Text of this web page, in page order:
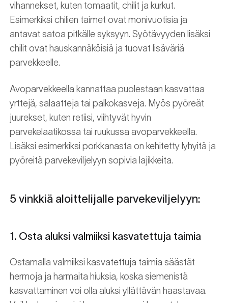
vihannekset, kuten tomaatit, chilit ja kurkut.
Esimerkiksi chilien taimet ovat monivuotisia ja
antavat satoa pitkälle syksyyn. Syötävyyden lisäksi
chilit ovat hauskannäköisiä ja tuovat lisäväriä
parvekkeelle.
Avoparvekkeella kannattaa puolestaan kasvattaa
yrttejä, salaatteja tai palkokasveja. Myös pyöreät
juurekset, kuten retiisi, viihtyvät hyvin
parvekelaatikossa tai ruukussa avoparvekkeella.
Lisäksi esimerkiksi porkkanasta on kehitetty lyhyitä ja
pyöreitä parvekeviljelyyn sopivia lajikkeita.
5 vinkkiä aloittelijalle parvekeviljelyyn:
1. Osta aluksi valmiiksi kasvatettuja taimia
Ostamalla valmiiksi kasvatettuja taimia säästät
hermoja ja harmaita hiuksia, koska siemenistä
kasvattaminen voi olla aluksi yllättävän haastavaa.